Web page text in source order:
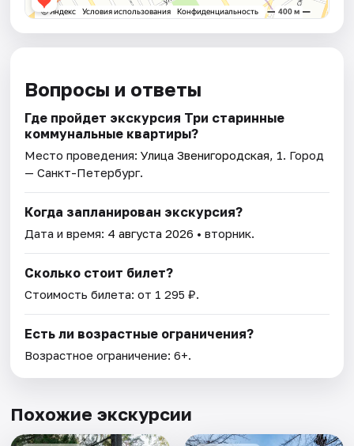
Вопросы и ответы
Где пройдет экскурсия Три старинные
коммунальные квартиры?
Место проведения:Улица Звенигородская, 1. Город
— Санкт-Петербург.
Когда запланирован экскурсия?
Дата и время: 4 августа 2026 • вторник.
Сколько стоит билет?
Стоимость билета: от 1 295 ₽.
Есть ли возрастные ограничения?
Возрастное ограничение: 6+.
Похожие экскурсии